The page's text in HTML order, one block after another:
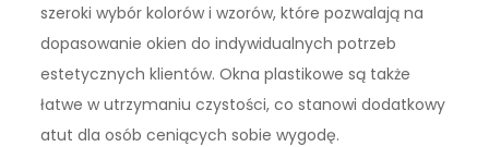
szeroki wybór kolorów i wzorów, które pozwalają na
dopasowanie okien do indywidualnych potrzeb
estetycznych klientów. Okna plastikowe są także
łatwe w utrzymaniu czystości, co stanowi dodatkowy
atut dla osób ceniących sobie wygodę.